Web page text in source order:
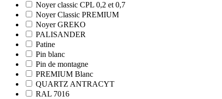
Noyer classic CPL 0,2 et 0,7
Noyer Classic PREMIUM
Noyer GREKO
PALISANDER
Patine
Pin blanc
Pin de montagne
PREMIUM Blanc
QUARTZ ANTRACYT
RAL 7016